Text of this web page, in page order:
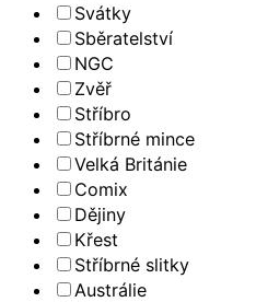
Svátky
Sběratelství
NGC
Zvěř
Stříbro
Stříbrné mince
Velká Británie
Comix
Dějiny
Křest
Stříbrné slitky
Austrálie